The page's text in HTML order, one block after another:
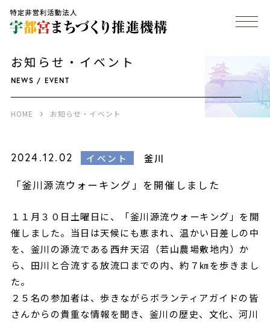
お知らせ・イベント
NEWS / EVENT
HOME お知らせ・イベント
2024.12.02 イベント 釜川
「釜川源流ウォーキング」を開催しました
１１月３０日土曜日に、「釜川源流ウォーキング」を開
催しました。当日は天候にも恵まれ、温かい日差しの中
を、釜川の源流である西弁天沼（若山農場敷地内）か
ら、田川と合流する放流口までの内、約７㎞を歩きまし
た。
２５名の参加者は、歩きながらボランティアガイドの皆
さんからの貴重な情報を聞き、釜川の歴史、文化、河川